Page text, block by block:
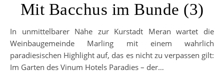
Mit Bacchus im Bunde (3)
In unmittelbarer Nähe zur Kurstadt Meran wartet die
Weinbaugemeinde Marling mit einem wahrlich
paradiesischen Highlight auf, das es nicht zu verpassen gilt:
Im Garten des Vinum Hotels Paradies – der…